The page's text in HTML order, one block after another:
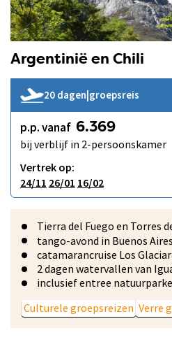
Argentinië en Chili
20 dagen groepsreis
p.p. vanaf 6.369
bij verblijf in 2-persoonskamer
Vertrek op:
24/11 26/01 16/02
Tierra del Fuego en Torres
tango-avond in Buenos Aires
catamarancruise Los
2 dagen watervallen van
inclusief entree
Culturele groepsreizen Verre